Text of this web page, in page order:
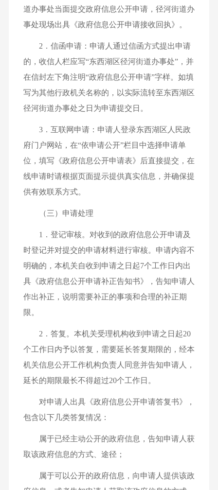
道办事处当面提交政府信息公开申请，径河街道办
事处现场出具《政府信息公开申请接收回执》。
2．信函申请：申请人通过信函方式提出申请
的，收信人栏应写“东西湖区径河街道办事处”，并
在信封左下角注明“政府信息公开申请”字样。如填
写为其他行政机关名称的，以实际流转至东西湖区
径河街道办事处之日为申请提交日。
3．互联网申请：申请人登录东西湖区人民政
府门户网站，在“依申请公开”栏目中选择申请单
位，填写《政府信息公开申请表》后直接提交，在
线申请时请根据页面提示提供真实信息，并确保提
供有效联系方式。
（三）申请处理
1．登记审核。对收到的政府信息公开申请及
时登记并对提交的申请材料进行审核。申请内容不
明确的，本机关自收到申请之日起7个工作日内出
具《政府信息公开申请补正告知书》，告知申请人
作出补正，说明需要补正的事项和合理的补正期
限。
2．答复。本机关受理机构收到申请之日起20
个工作日内予以答复，需要延长答复期限的，经本
机关信息公开工作机构负责人同意并告知申请人，
延长的期限最长不得超过20个工作日。
对申请人出具《政府信息公开申请答复书》，
包含以下几类答复情况：
属于已经主动公开的政府信息，告知申请人获
取该政府信息的方式、途径；
属于可以公开的政府信息，向申请人提供该政